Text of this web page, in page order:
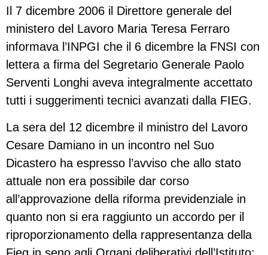
Il 7 dicembre 2006 il Direttore generale del
ministero del Lavoro Maria Teresa Ferraro
informava l’INPGI che il 6 dicembre la FNSI con
lettera a firma del Segretario Generale Paolo
Serventi Longhi aveva integralmente accettato
tutti i suggerimenti tecnici avanzati dalla FIEG.
La sera del 12 dicembre il ministro del Lavoro
Cesare Damiano in un incontro nel Suo
Dicastero ha espresso l’avviso che allo stato
attuale non era possibile dar corso
all’approvazione della riforma previdenziale in
quanto non si era raggiunto un accordo per il
riproporzionamento della rappresentanza della